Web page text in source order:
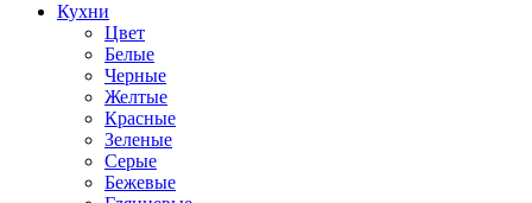
Кухни
Цвет
Белые
Черные
Желтые
Красные
Зеленые
Серые
Бежевые